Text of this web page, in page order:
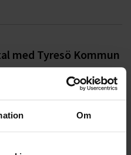
Om
med Tyresö Kommun